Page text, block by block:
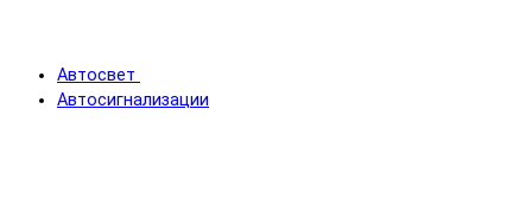
Автосвет
Автосигнализации